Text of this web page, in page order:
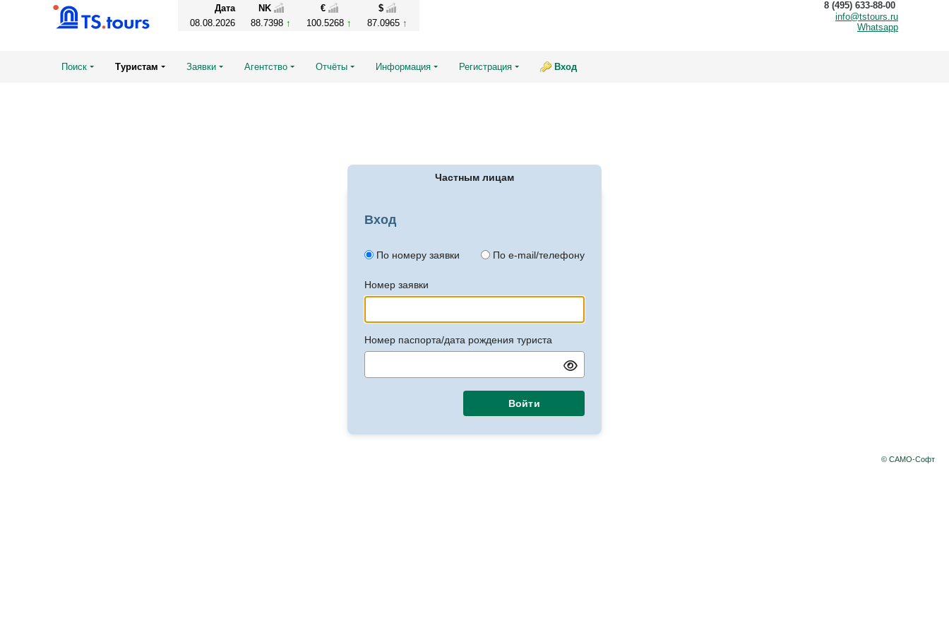
Дата NK €
$
08.08.2026
88.7398 100.5268 87.0965
8 (495) 633-88-00
info@tstours.ru
Whatsapp
Поиск Туристам Заявки Агентство Отчёты Информация Регистрация Вход
Частным лицам
Вход
По номеру заявки По e-mail/телефону
Номер заявки
Номер паспорта/дата рождения туриста
Войти
© САМО-Софт